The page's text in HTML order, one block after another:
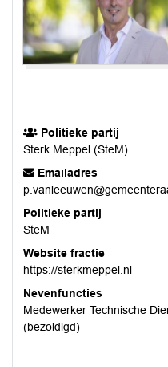
Politieke partij
Sterk Meppel (SteM)
Emailadres
Politieke partij
SteM
Website fractie
https://sterkmeppel.nl
Nevenfuncties
Medewerker Technische
(bezoldigd)